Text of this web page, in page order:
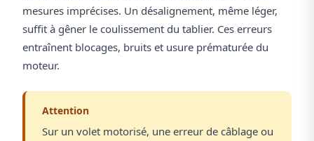
mesures imprécises. Un désalignement, même léger,
suffit à gêner le coulissement du tablier. Ces erreurs
entraînent blocages, bruits et usure prématurée du
moteur.
Attention
Sur un volet motorisé, une erreur de câblage ou